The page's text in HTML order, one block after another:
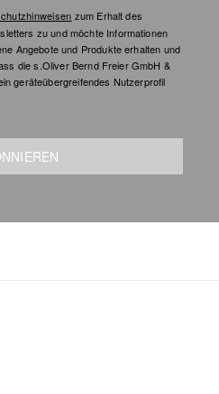
zum Erhalt des
zu und möchte Informationen
Angebote und Produkte erhalten und
die s.Oliver Bernd Freier GmbH &
geräteübergreifendes Nutzerprofil